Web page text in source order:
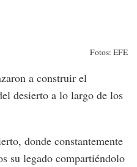
Fotos: EFE
a construir el
desierto a lo largo de los
donde constantemente
su legado compartiéndolo